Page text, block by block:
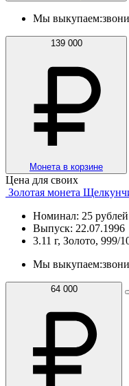
Мы выкупаем:
139 000
Монета в корзине
Цена для своих
Золотая монета
Номинал: 25 рублей
Выпуск: 22.07.1996
3.11 г, Золото, 999/
Мы выкупаем:
64 000